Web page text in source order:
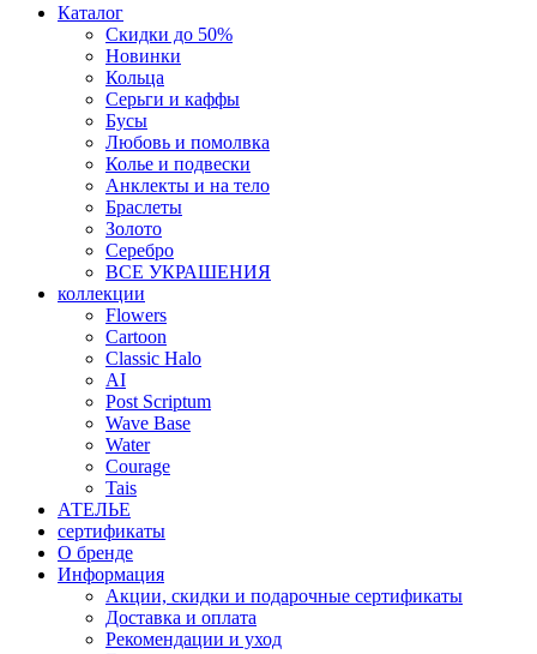
Каталог
Скидки до 50%
Новинки
Кольца
Серьги и каффы
Бусы
Любовь и помолвка
Колье и подвески
Анклекты и на тело
Браслеты
Золото
Серебро
ВСЕ УКРАШЕНИЯ
коллекции
Flowers
Cartoon
Classic Halo
AI
Post Scriptum
Wave Base
Water
Courage
Tais
АТЕЛЬЕ
сертификаты
О бренде
Информация
Акции, скидки и подарочные сертификаты
Доставка и оплата
Рекомендации и уход